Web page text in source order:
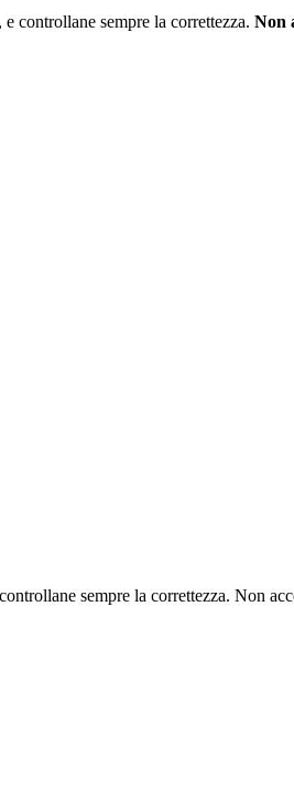
controllane sempre la correttezza. Non
sempre la correttezza. Non